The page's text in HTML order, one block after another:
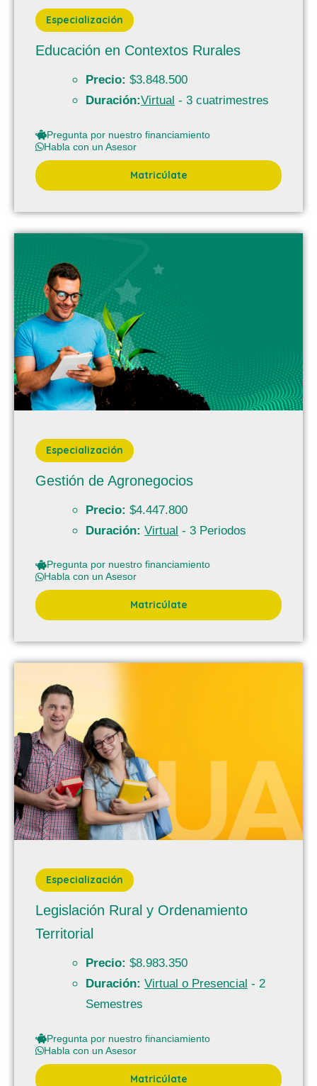
Especialización
Educación en Contextos Rurales
Precio: $3.848.500
Duración:Virtual - 3 cuatrimestres
Pregunta por nuestro financiamiento
Habla con un Asesor
Matricúlate
Especialización
Gestión de Agronegocios
Precio: $4.447.800
Duración: Virtual - 3 Periodos
Pregunta por nuestro financiamiento
Habla con un Asesor
Matricúlate
Especialización
Legislación Rural y Ordenamiento
Territorial
Precio: $8.983.350
Duración: Virtual o Presencial - 2
Semestres
Pregunta por nuestro financiamiento
Habla con un Asesor
Matricúlate